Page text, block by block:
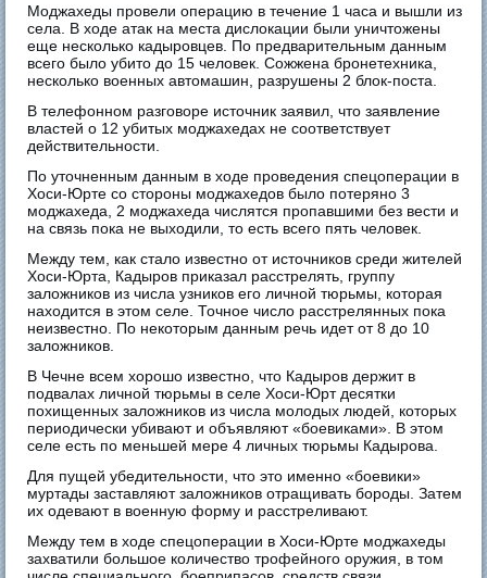
Моджахеды провели операцию в течение 1 часа и вышли из
села. В ходе атак на места дислокации были уничтожены
еще несколько кадыровцев. По предварительным данным
всего было убито до 15 человек. Сожжена бронетехника,
несколько военных автомашин, разрушены 2 блок-поста.
В телефонном разговоре источник заявил, что заявление
властей о 12 убитых моджахедах не соответствует
действительности.
По уточненным данным в ходе проведения спецоперации в
Хоси-Юрте со стороны моджахедов было потеряно 3
моджахеда, 2 моджахеда числятся пропавшими без вести и
на связь пока не выходили, то есть всего пять человек.
Между тем, как стало известно от источников среди жителей
Хоси-Юрта, Кадыров приказал расстрелять, группу
заложников из числа узников его личной тюрьмы, которая
находится в этом селе. Точное число расстрелянных пока
неизвестно. По некоторым данным речь идет от 8 до 10
заложников.
В Чечне всем хорошо известно, что Кадыров держит в
подвалах личной тюрьмы в селе Хоси-Юрт десятки
похищенных заложников из числа молодых людей, которых
периодически убивают и объявляют «боевиками». В этом
селе есть по меньшей мере 4 личных тюрьмы Кадырова.
Для пущей убедительности, что это именно «боевики»
муртады заставляют заложников отращивать бороды. Затем
их одевают в военную форму и расстреливают.
Между тем в ходе спецоперации в Хоси-Юрте моджахеды
захватили большое количество трофейного оружия, в том